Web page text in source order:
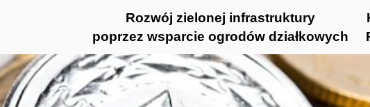
Rozwój zielonej infrastruktury
poprzez wsparcie ogrodów działkowych
80-te
80-te